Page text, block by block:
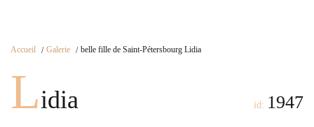
Accueil Galerie belle fille de Saint-Pétersbourg Lidia
Lidia id: 1947